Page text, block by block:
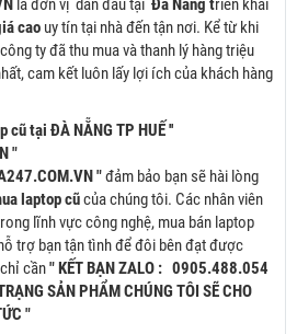
là đơn vị dẫn đầu tại Đà Nẵng triển khai
cao uy tín tại nhà đến tận nơi. Kể từ khi
ty đã thu mua và thanh lý hàng triệu
cam kết luôn lấy lợi ích của khách hàng
cũ tại ĐÀ NẴNG TP HUẾ ''
"
"đảm bảo bạn sẽ hài lòng
laptop cũcủa chúng tôi. Các nhân viên
lĩnh vực công nghệ, mua bán laptop
trợ bạn tận tình để đôi bên đạt được
cần" KẾT BẠN ZALO : 0905.488.054
SẢN PHẨM CHÚNG TÔI SẼ CHO
"